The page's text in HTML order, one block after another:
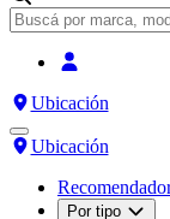
Ubicación
Ubicación
Por tipo